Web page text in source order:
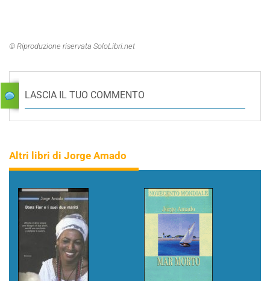
© Riproduzione riservata SoloLibri.net
LASCIA IL TUO COMMENTO
Altri libri di Jorge Amado